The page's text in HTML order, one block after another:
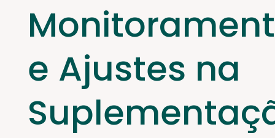
e Ajustes na